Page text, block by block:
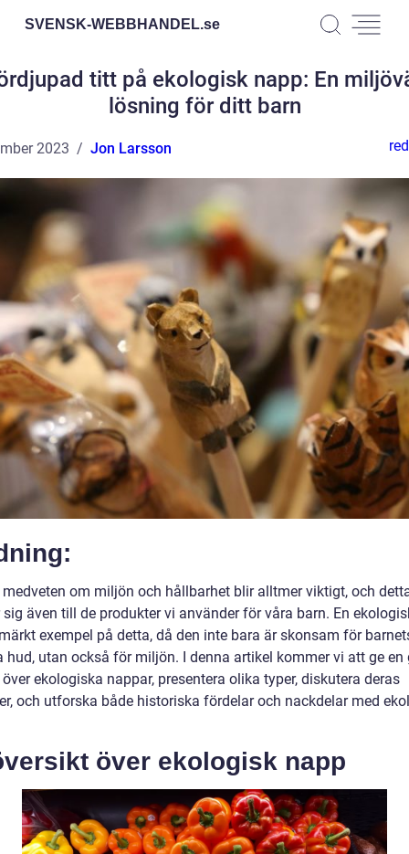
SVENSK-WEBBHANDEL.se
titt på ekologisk napp: En
lösning för ditt barn
2023 Jon Larsson
om miljön och hållbarhet blir alltmer viktigt, och
sig även till de produkter vi använder för våra barn. En
exempel på detta, då den inte bara är skonsam för
hud, utan också för miljön. I denna artikel kommer vi att ge en
ekologiska nappar, presentera olika typer, diskutera deras
och utforska både historiska fördelar och nackdelar med
över ekologisk napp